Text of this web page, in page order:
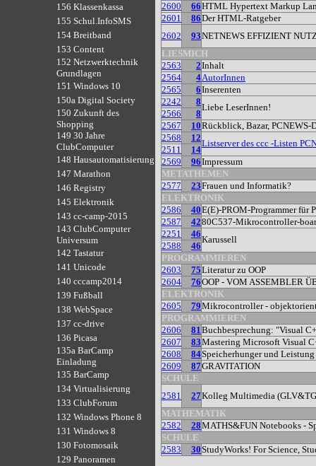
156 Klassenkassa
155 Schul.InfoSMS
154 Breitband
153 Content
152 Netzwerktechnik
Grundlagen
151 Windows 10
150a Digital Society
150 Zukunft des
Shopping
149 30 Jahre
ClubComputer
148 Hausautomatisierung
147 Marathon
146 Registry
145 Elektronik
143 cc-camp-2015
143 ClubComputer
Universum
142 Tastatur
141 Unicode
140 cccamp2014
139 Fußball
138 WebSpace
137 cc-drive
136 Picasa
135a BarCamp
Einladung
135 BarCamp
134 Virtualisierung
133 ClubForum
132 Windows Phone 8
131 Windows 8
130 Fotomosaik
129 Panoramen
2600
66HTML Hypertext Markup
2601
86Der HTML-Ratgeber
2602
93NETNEWS EFFIZIENT
LIESMICH
2563
2Inhalt
2564
4AutorInnen
2565
6Inserenten
2242
8
Liebe LeserInnen!
2566
8
2567
10Rückblick, Bazar, PCNEWS-
2568
12
Listserver des ccc -Listen
2511
14
2569
96Impressum
METATHEMEN
2577
23Frauen und Informatik?
ELEKTRONIK
2586
40E(E)-PROM-Programmer für
2587
4280C537-Mikrocontroller-
2251
46
Karussell
2588
46
PROGRAMMIEREN
2603
75Literatur zu OOP
2604
76OOP - VOM ASSEMBLER
ELEKTRONIK
2605
79Mikrocontroller -
PROGRAMMIEREN
2606
81Buchbesprechung: "Visual
2607
83Mastering Microsoft Visual
2608
84Speicherhunger und
2609
87GRAVITATION
SCHULE
2581
27Kolleg Multimedia
MATHEMATIK
2582
28MATHS&FUN Notebooks -
SCHULE
2583
30StudyWorks! For Science,